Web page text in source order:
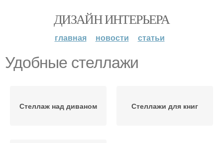
ДИЗАЙН ИНТЕРЬЕРА
главная новости статьи
Удобные стеллажи
Стеллаж над диваном Стеллажи для книг